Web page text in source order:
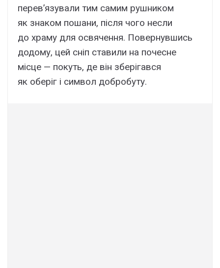
перев’язували тим самим рушником
як знаком пошани, після чого несли
до храму для освячення. Повернувшись
додому, цей сніп ставили на почесне
місце — покуть, де він зберігався
як оберіг і символ добробуту.